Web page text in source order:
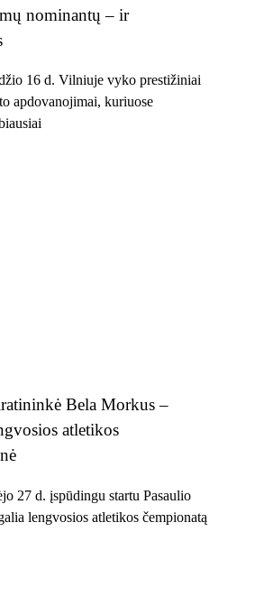
nominantų – ir
16 d. Vilniuje vyko prestižiniai
apdovanojimai, kuriuose
Bela Morkus –
atletikos
27 d. įspūdingu startu Pasaulio
lengvosios atletikos čempionatą